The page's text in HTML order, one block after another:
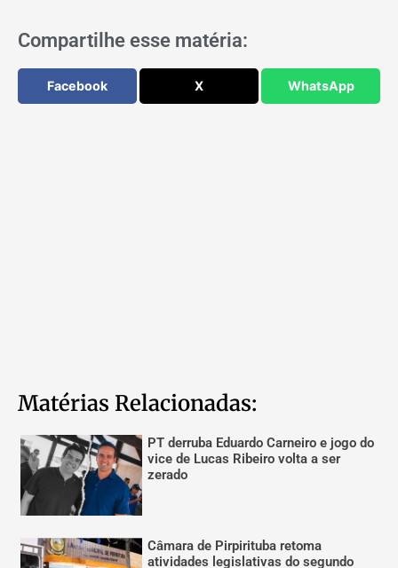
Compartilhe esse matéria:
Facebook X WhatsApp
Matérias Relacionadas:
PT derruba Eduardo Carneiro e jogo do
vice de Lucas Ribeiro volta a ser
zerado
Câmara de Pirpirituba retoma
atividades legislativas do segundo